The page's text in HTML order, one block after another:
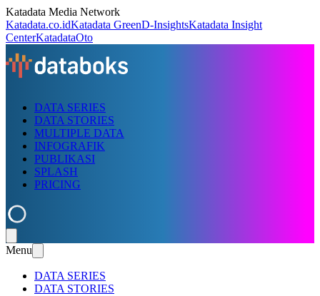
Katadata Media Network
Katadata.co.idKatadata GreenD-InsightsKatadata Insight
CenterKatadataOto
DATA SERIES
DATA STORIES
MULTIPLE DATA
INFOGRAFIK
PUBLIKASI
SPLASH
PRICING
Menu
DATA SERIES
DATA STORIES